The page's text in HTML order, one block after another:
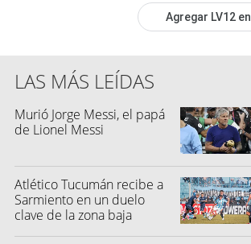
Agregar LV12 en
LAS MÁS LEÍDAS
Murió Jorge Messi, el papá
de Lionel Messi
Atlético Tucumán recibe a
Sarmiento en un duelo
clave de la zona baja